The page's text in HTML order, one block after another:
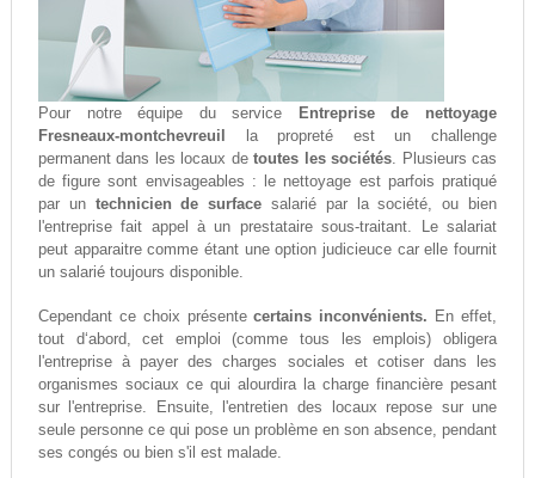
Pour notre équipe du service
Entreprise de nettoyage
Fresneaux-montchevreuil
la propreté est un challenge
permanent dans les locaux detoutes les sociétés. Plusieurs cas
de figure sont envisageables : le nettoyage est parfois pratiqué
par un technicien de surface salarié par la société, ou bien
l'entreprise fait appel à un prestataire sous-traitant. Le salariat
peut apparaitre comme étant une option judicieuce car elle fournit
un salarié toujours disponible.
Cependant ce choix présentecertains inconvénients. En effet,
tout d‘abord, cet emploi (comme tous les emplois) obligera
l'entreprise à payer des charges sociales et cotiser dans les
organismes sociaux ce qui alourdira la charge financière pesant
sur l'entreprise. Ensuite, l'entretien des locaux repose sur une
seule personne ce qui pose un problème en son absence, pendant
ses congés ou bien s'il est malade.